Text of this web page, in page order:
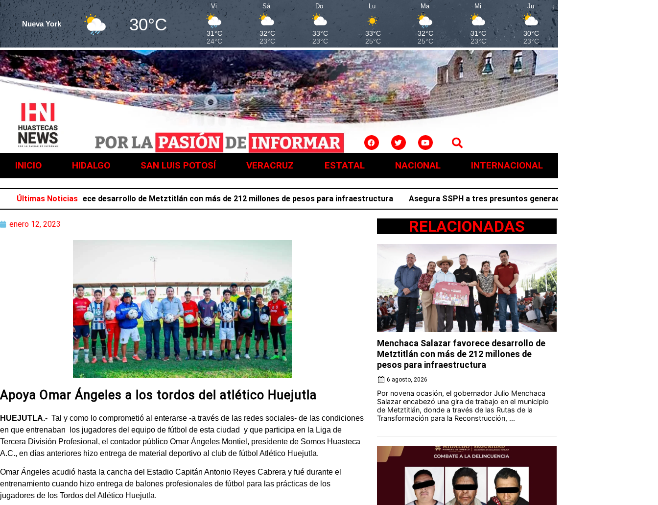
Nueva York 30°C
Vi
31°C
24°C
Sá
32°C
23°C
Do
33°C
23°C
Lu
33°C
25°C
Ma
32°C
25°C
Mi
31°C
23°C
Ju
30°C
23°C
INICIO HIDALGO SAN LUIS POTOSÍ VERACRUZ ESTATAL NACIONAL INTERNACIONAL
Últimas Noticias
Salazar favorece desarrollo de Metztitlán con más de 212 millones de pesos para infraestructura Asegura SSPH a tres presuntos generadores de violencia en Villa de
enero 12, 2023
Apoya Omar Ángeles a los tordos del atlético Huejutla
HUEJUTLA.- Tal y como lo comprometió al enterarse -a través de las redes sociales- de las condiciones
en que entrenaban los jugadores del equipo de fútbol de esta ciudad y que participa en la Liga de
Tercera División Profesional, el contador público Omar Ángeles Montiel, presidente de Somos Huasteca
A.C., en días anteriores hizo entrega de material deportivo al club de fútbol Atlético Huejutla.
Omar Ángeles acudió hasta la cancha del Estadio Capitán Antonio Reyes Cabrera y fué durante el
entrenamiento cuando hizo entrega de balones profesionales de fútbol para las prácticas de los
jugadores de los Tordos del Atlético Huejutla.
RELACIONADAS
Menchaca Salazar favorece desarrollo de
Metztitlán con más de 212 millones de
pesos para infraestructura
6 agosto, 2026
Por novena ocasión, el gobernador Julio Menchaca
Salazar encabezó una gira de trabajo en el municipio
de Metztitlán, donde a través de las Rutas de la
Transformación para la Reconstrucción, ...